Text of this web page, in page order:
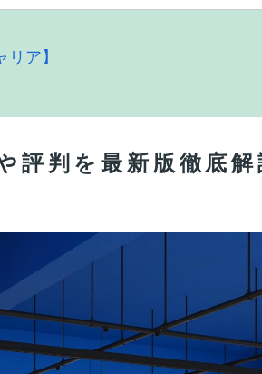
ア】
評判を最新版徹底